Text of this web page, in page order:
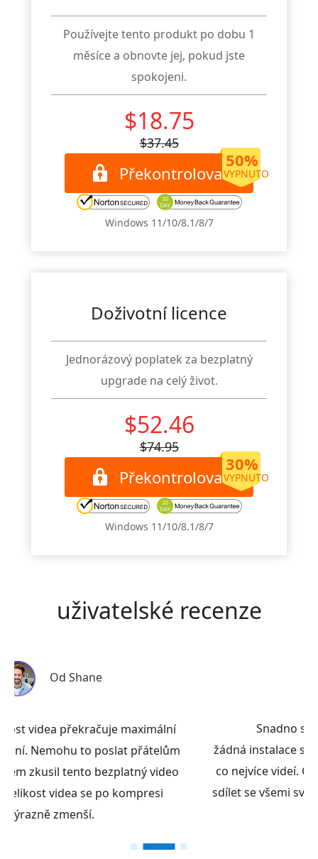
Používejte tento produkt po dobu 1
měsíce a obnovte jej, pokud jste
spokojeni.
$18.75
$37.45
Překontrolovat
50%
VYPNUTO
Windows 11/10/8.1/8/7
Doživotní licence
Jednorázový poplatek za bezplatný
upgrade na celý život.
$52.46
$74.95
Překontrolovat
30%
VYPNUTO
Windows 11/10/8.1/8/7
uživatelské recenze
Snadno se používá. Není vyžadována
žádná instalace softwaru. Mohu zkomprimovat
co nejvíce videí. Chtěl bych tento skvělý nástroj
sdílet se všemi svými přáteli. Velmi doporučeno.